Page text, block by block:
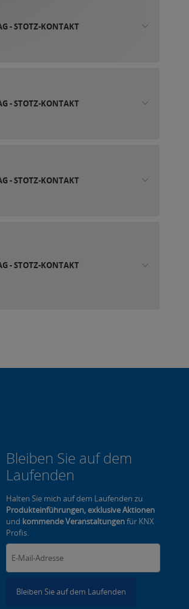
- STOTZ-KONTAKT
- STOTZ-KONTAKT
- STOTZ-KONTAKT
- STOTZ-KONTAKT
Bleiben Sie auf dem
Laufenden
Halten Sie mich auf dem Laufenden zu
Produkteinführungen, exklusive Aktionen
und kommende Veranstaltungenfür KNX
Profis.
Bleiben Sie auf dem Laufenden